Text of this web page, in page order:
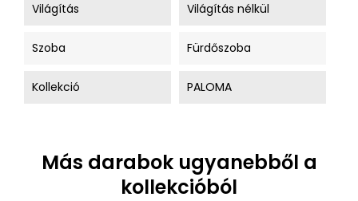
Világítás Világítás nélkül
Szoba Fürdőszoba
Kollekció PALOMA
Más darabok ugyanebből a
kollekcióból